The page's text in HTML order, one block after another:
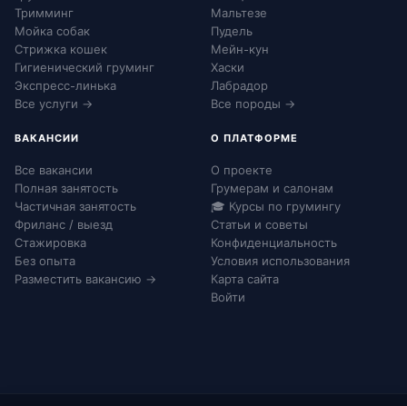
Тримминг
Мойка собак
Стрижка кошек
Гигиенический груминг
Экспресс-линька
Все услуги →
Мальтезе
Пудель
Мейн-кун
Хаски
Лабрадор
Все породы →
ВАКАНСИИ
Все вакансии
Полная занятость
Частичная занятость
Фриланс / выезд
Стажировка
Без опыта
Разместить вакансию →
О ПЛАТФОРМЕ
О проекте
Грумерам и салонам
🎓 Курсы по грумингу
Статьи и советы
Конфиденциальность
Условия использования
Карта сайта
Войти